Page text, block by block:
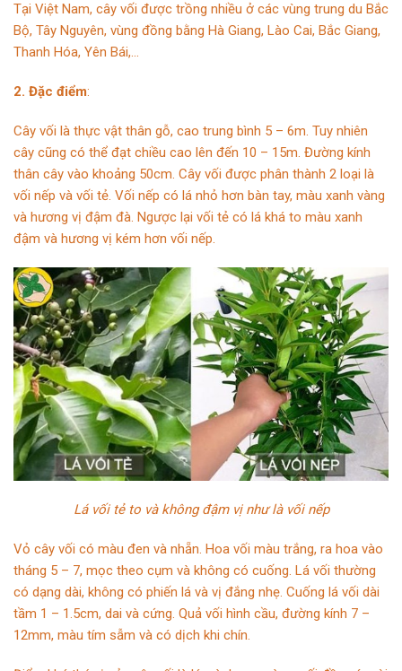
Tại Việt Nam, cây vối được trồng nhiều ở các vùng trung du Bắc
Bộ, Tây Nguyên, vùng đồng bằng Hà Giang, Lào Cai, Bắc Giang,
Thanh Hóa, Yên Bái,…
2. Đặc điểm:
Cây vối là thực vật thân gỗ, cao trung bình 5 – 6m. Tuy nhiên
cây cũng có thể đạt chiều cao lên đến 10 – 15m. Đường kính
thân cây vào khoảng 50cm. Cây vối được phân thành 2 loại là
vối nếp và vối tẻ. Vối nếp có lá nhỏ hơn bàn tay, màu xanh vàng
và hương vị đậm đà. Ngược lại vối tẻ có lá khá to màu xanh
đậm và hương vị kém hơn vối nếp.
Lá vối tẻ to và không đậm vị như là vối nếp
Vỏ cây vối có màu đen và nhẵn. Hoa vối màu trắng, ra hoa vào
tháng 5 – 7, mọc theo cụm và không có cuống. Lá vối thường
có dạng dài, không có phiến lá và vị đắng nhẹ. Cuống lá vối dài
tầm 1 – 1.5cm, dai và cứng. Quả vối hình cầu, đường kính 7 –
12mm, màu tím sẫm và có dịch khi chín.